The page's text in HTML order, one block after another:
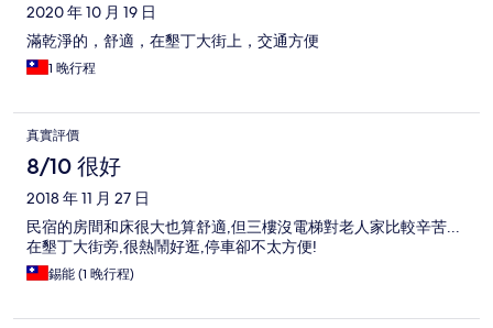
2020 年 10 月 19 日
滿乾淨的，舒適，在墾丁大街上，交通方便
1 晚行程
真實評價
8/10 很好
2018 年 11 月 27 日
民宿的房間和床很大也算舒適,但三樓沒電梯對老人家比較辛苦...
在墾丁大街旁,很熱鬧好逛,停車卻不太方便!
錫能 (1 晚行程)